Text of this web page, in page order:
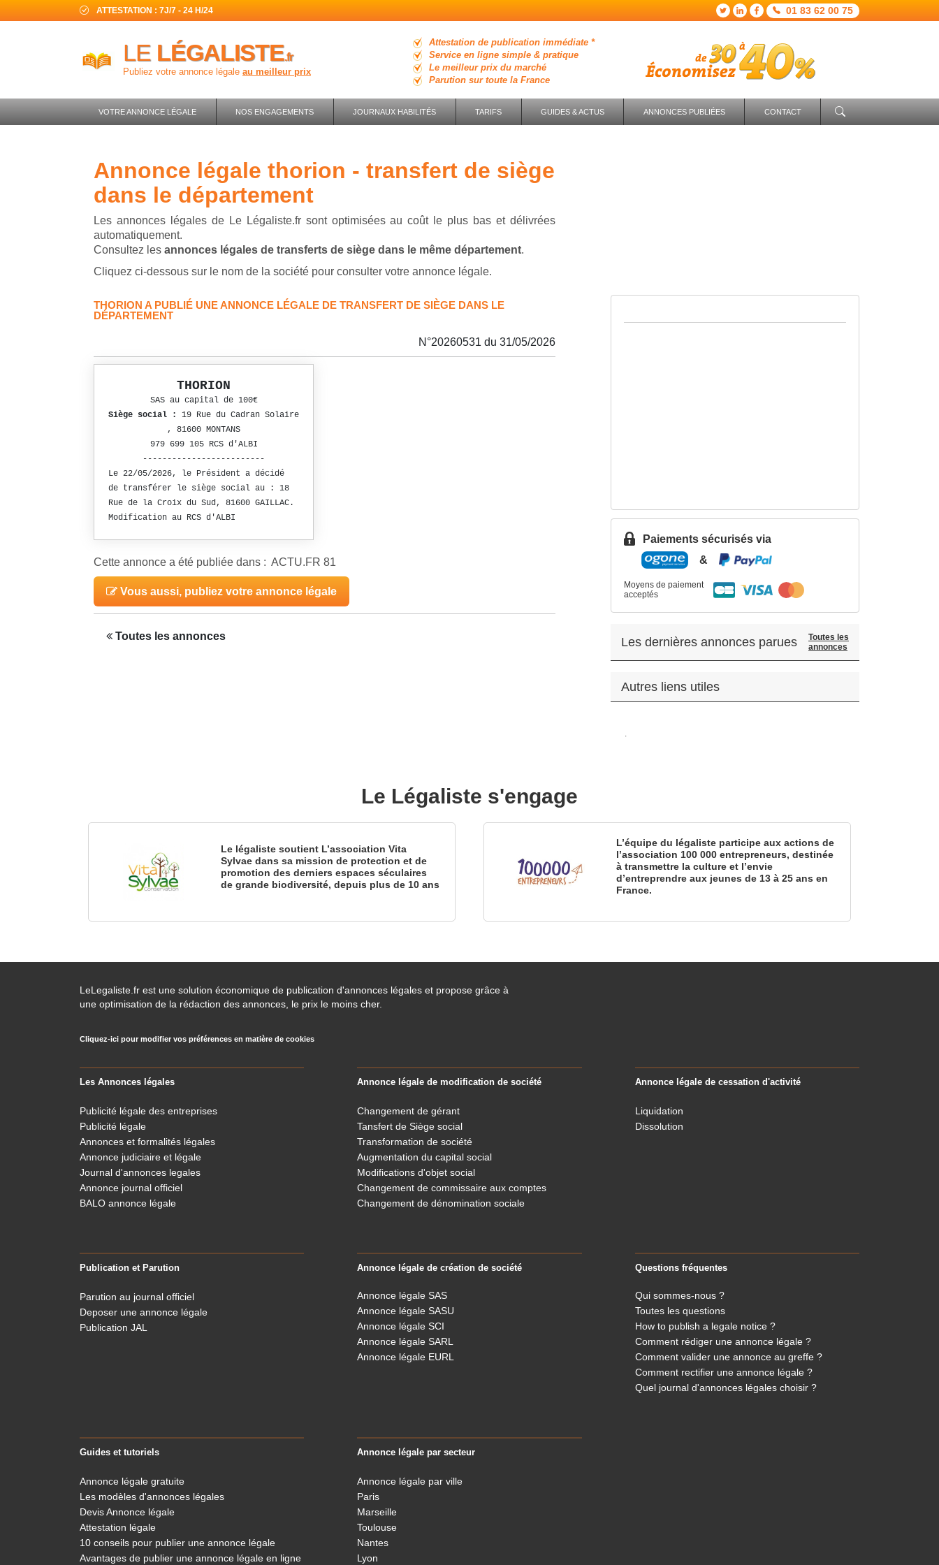
ATTESTATION : 7J/7 - 24 H/24 01 83 62 00 75
LE LÉGALISTE.fr
Publiez votre annonce légale au meilleur prix
Attestation de publication immédiate *
Service en ligne simple & pratique
Le meilleur prix du marché
Parution sur toute la France
VOTRE ANNONCE LÉGALE NOS ENGAGEMENTS JOURNAUX HABILITÉS TARIFS GUIDES & ACTUS ANNONCES PUBLIÉES CONTACT
annonce légale thorion - transfert de siège
dans le département
Les annonces légales de Le Légaliste.fr sont optimisées au coût le plus bas et délivrées
automatiquement.
Consultez les annonces légales de transferts de siège dans le même département.
Cliquez ci-dessous sur le nom de la société pour consulter votre annonce légale.
THORION A PUBLIÉ UNE ANNONCE LÉGALE DE TRANSFERT DE SIÈGE DANS LE
DÉPARTEMENT
N°20260531 du 31/05/2026
THORION
SAS au capital de 100€
Siège social :
19 Rue du Cadran Solaire
, 81600 MONTANS
979 699 105 RCS d'ALBI
-------------------------
Le 22/05/2026, le Président a décidé
de transférer le siège social au : 18
Rue de la Croix du Sud, 81600 GAILLAC.
Modification au RCS d'ALBI
Cette annonce a été publiée dans : ACTU.FR 81
Vous aussi, publiez votre annonce légale
Toutes les annonces
Paiements sécurisés via
&
Moyens de paiement
acceptés
Les dernières annonces parues
Toutes les
annonces
Autres liens utiles
.
Le Légaliste s'engage
Le légaliste soutient L’association Vita
Sylvae dans sa mission de protection et de
promotion des derniers espaces séculaires
de grande biodiversité, depuis plus de 10 ans
L’équipe du légaliste participe aux actions de
l’association 100 000 entrepreneurs, destinée
à transmettre la culture et l’envie
d’entreprendre aux jeunes de 13 à 25 ans en
France.
LeLegaliste.fr est une solution économique de publication d'annonces légales et propose grâce à
une optimisation de la rédaction des annonces, le prix le moins cher.
Cliquez-ici pour modifier vos préférences en matière de cookies
Les Annonces légales
Publicité légale des entreprises
Publicité légale
Annonces et formalités légales
Annonce judiciaire et légale
Journal d'annonces legales
Annonce journal officiel
BALO annonce légale
Annonce légale de modification de société
Changement de gérant
Tansfert de Siège social
Transformation de société
Augmentation du capital social
Modifications d'objet social
Changement de commissaire aux comptes
Changement de dénomination sociale
Annonce légale de cessation d'activité
Liquidation
Dissolution
Publication et Parution
Parution au journal officiel
Deposer une annonce légale
Publication JAL
Annonce légale de création de société
Annonce légale SAS
Annonce légale SASU
Annonce légale SCI
Annonce légale SARL
Annonce légale EURL
Questions fréquentes
Qui sommes-nous ?
Toutes les questions
How to publish a legale notice ?
Comment rédiger une annonce légale ?
Comment valider une annonce au greffe ?
Comment rectifier une annonce légale ?
Quel journal d'annonces légales choisir ?
Guides et tutoriels
Annonce légale gratuite
Les modèles d'annonces légales
Devis Annonce légale
Attestation légale
10 conseils pour publier une annonce légale
Avantages de publier une annonce légale en ligne
Annonce légale par secteur
Annonce légale par ville
Paris
Marseille
Toulouse
Nantes
Lyon